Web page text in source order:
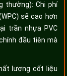
thường): Chi phí
sẽ cao hơn
trần nhựa PVC
đầu tiên mà
lượng cốt liệu